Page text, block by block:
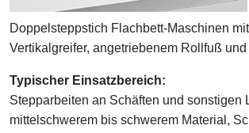
Doppelsteppstich Flachbett-Maschinen
Vertikalgreifer, angetriebenem Rollfuß
Typischer Einsatzbereich:
Stepparbeiten an Schäften und sonstigen
mittelschwerem bis schwerem Material,